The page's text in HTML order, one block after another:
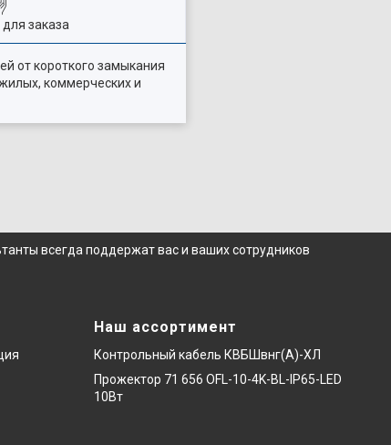
заказа
от короткого замыкания
коммерческих и
всегда поддержат вас и ваших сотрудников
Наш ассортимент
Контрольный кабель КВБШвнг(А)-ХЛ
Прожектор 71 656 OFL-10-4K-BL-IP65-LED
10Вт